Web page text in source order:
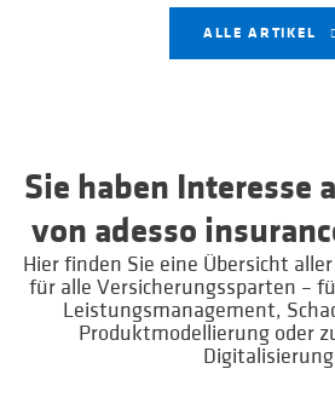
ALLE ARTIKEL
Sie haben Interesse
von adesso
Hier finden Sie eine Übersicht
für alle Versicherungssparten –
Leistungsmanagement,
Produktmodellierung oder